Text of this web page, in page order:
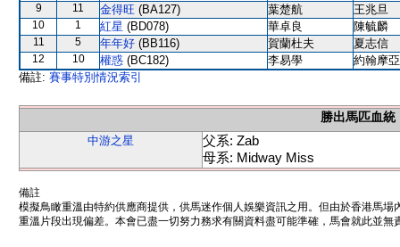
9 11 金得旺 (BA127) 葉楚航 王兆旦
10 1 紅星 (BD078) 華卓良 陳毓麟
11 5 年年好 (BB116) 賀蘭杜夫 夏志信
12 10 權惑 (BC182) 李易學
約翰摩亞
備註: 賽事特別情況索引
勝出馬匹血統
中游之星
父系: Zab
母系: Midway Miss
備註
模擬鳥瞰重溫由特約供應商提供，供馬迷作個人娛樂資訊之用。但由於香港馬
重溫片段出現偏差。本會已盡一切努力務求有關資料盡可能準確，馬會就此並